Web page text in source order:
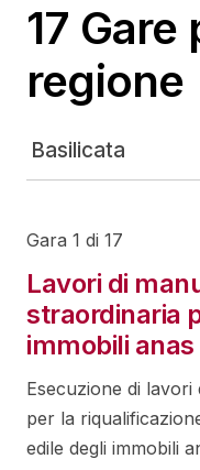
Sanità
17 Gare
regione
Gara 1 di 17
Lavori di
straordinaria
immobili anas
Esecuzione di
per la
edile degli immobili